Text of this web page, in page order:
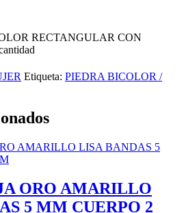
RECTANGULAR CON
Etiqueta: PIEDRA BICOLOR /
ORO AMARILLO
5 MM CUERPO 2